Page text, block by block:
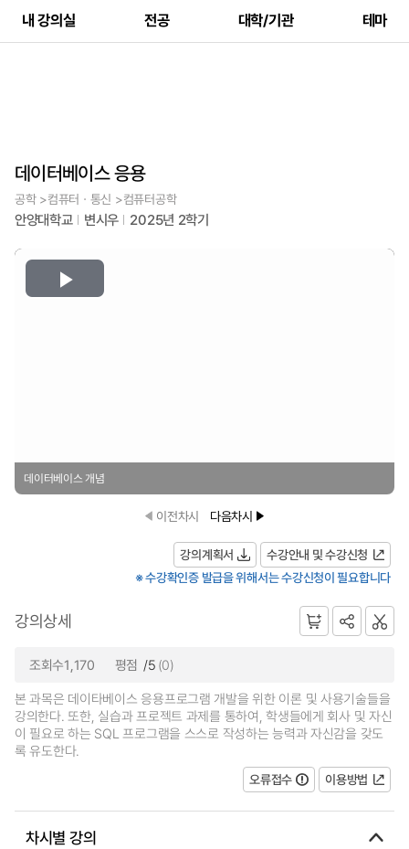
내 강의실 전공 대학/기관 테마
데이터베이스 응용
공학 >컴퓨터ㆍ통신 >컴퓨터공학
안양대학교 변시우 2025년 2학기
Play
데이터베이스 개념
이전차시 다음차시
강의계획서
수강안내 및 수강신청
※ 수강확인증 발급을 위해서는 수강신청이 필요합니다
강의상세
조회수1,170 평점 /5 (0)
본 과목은 데이타베이스 응용프로그램 개발을 위한 이론 및 사용기술들을
강의한다. 또한, 실습과 프로젝트 과제를 통하여, 학생들에게 회사 및 자신
이 필요로 하는 SQL 프로그램을 스스로 작성하는 능력과 자신감을 갖도
록 유도한다.
오류접수
이용방법
차시별 강의